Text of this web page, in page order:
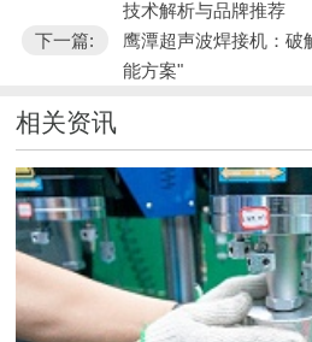
技术解析与品牌推荐
下一篇:
鹰潭超声波焊接机：破
能方案"
相关资讯